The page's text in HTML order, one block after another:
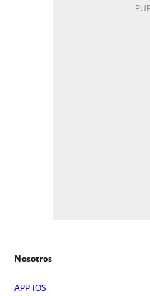
Nosotros
APP IOS